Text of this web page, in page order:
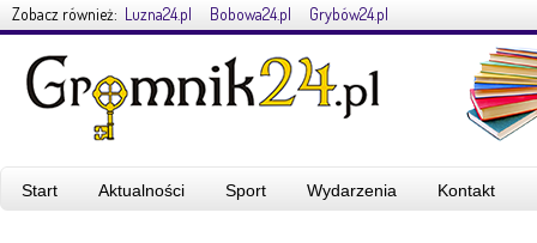
Zobacz również: Luzna24.pl Bobowa24.pl Grybów24.pl
Start Aktualności Sport Wydarzenia Kontakt